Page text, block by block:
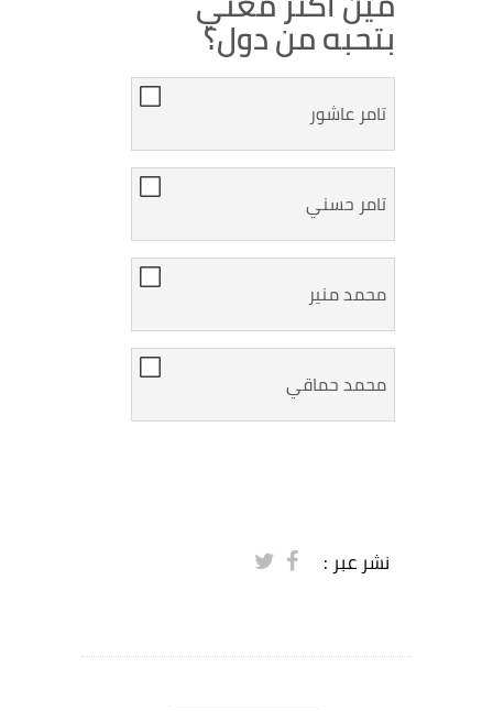
بتحبه من دول؟
تامر عاشور
تامر حسني
محمد منير
محمد حماقي
نشر عبر :